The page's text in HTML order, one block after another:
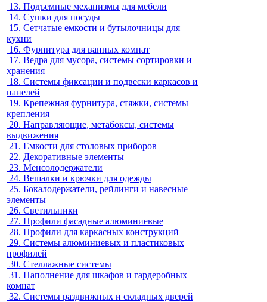
13. Подъемные механизмы для мебели
14. Сушки для посуды
15. Сетчатые емкости и бутылочницы для
кухни
16. Фурнитура для ванных комнат
17. Ведра для мусора, системы сортировки и
хранения
18. Системы фиксации и подвески каркасов и
панелей
19. Крепежная фурнитура, стяжки, системы
крепления
20. Направляющие, метабоксы, системы
выдвижения
21. Емкости для столовых приборов
22. Декоративные элементы
23. Менсолодержатели
24. Вешалки и крючки для одежды
25. Бокалодержатели, рейлинги и навесные
элементы
26. Светильники
27. Профили фасадные алюминиевые
28. Профили для каркасных конструкций
29. Системы алюминиевых и пластиковых
профилей
30. Стеллажные системы
31. Наполнение для шкафов и гардеробных
комнат
32. Системы раздвижных и складных дверей